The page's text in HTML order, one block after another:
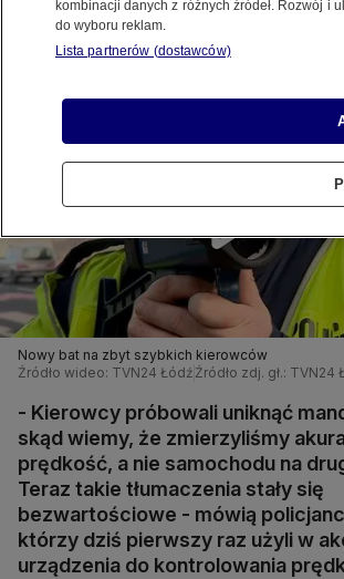
Udostępnij
Nowy bat na zbyt szybkich kierowców
Źródło wideo: TVN24 Łódź Źródło zdj. gł.: TVN24
- Kierowcy próbowali uniknąć
skąd wiemy, że zmierzyliśmy
prędkość, a nie samochodu na
Teraz takie tłumaczenia stały się
bezwartościowe - mówią
którzy dziś pierwszy raz użyli w
urządzenia do kontrolowania
kombinacji danych z różnych źródeł. Rozwój i
do wyboru reklam.
Lista partnerów (dostawców)